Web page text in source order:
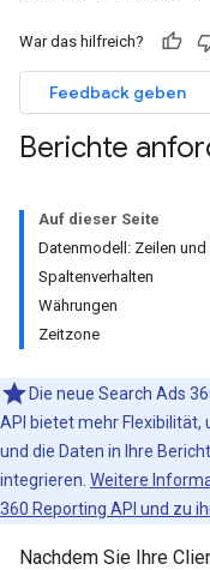
War das hilfreich?
Feedback geben
Berichte
Auf dieser Seite
Datenmodell: Zeilen und
Spaltenverhalten
Währungen
Zeitzone
Die neue Search Ads
API bietet mehr
und die Daten in Ihre
integrieren. Weitere
360 Reporting API und zu
Nachdem Sie Ihre